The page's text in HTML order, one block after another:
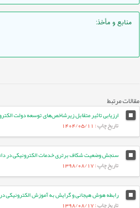
منابع و مأخذ:
مقالات مرتبط
تاریخ چاپ: 1404/05/11
سنجش وضعیت شکاف برتری خدمات الکترونیکی در
تاریخ چاپ: 1398/08/17
رابطه هوش هیجانی و گرایش به آموزش الکترونیکی
تاریخ چاپ: 1398/08/17